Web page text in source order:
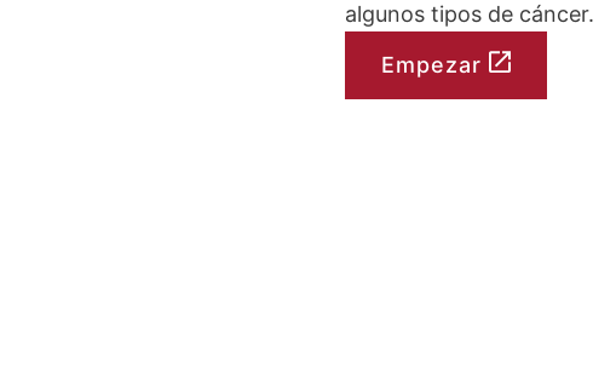
algunos tipos de cáncer.
Empezar